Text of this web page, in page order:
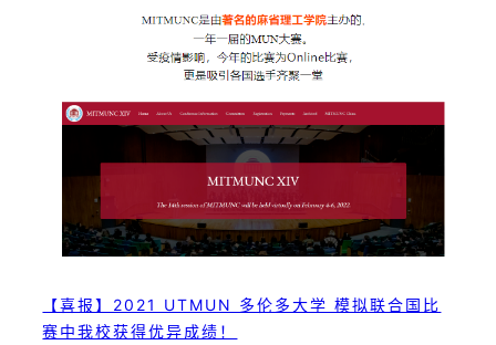
【喜报】2021 UTMUN 多伦多大学 模拟联合国比
赛中我校获得优异成绩！